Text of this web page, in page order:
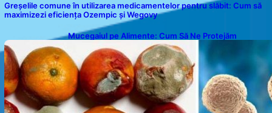
Greșelile comune în utilizarea medicamentelor pentru slăbit: Cum să
maximizezi eficiența Ozempic și Wegovy
Mucegaiul pe Alimente: Cum Să Ne Protejăm